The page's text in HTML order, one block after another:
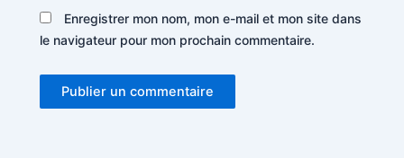
Enregistrer mon nom, mon e-mail et mon site dans
le navigateur pour mon prochain commentaire.